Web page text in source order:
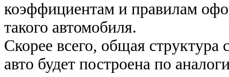
коэффициентам и правилам
такого автомобиля.
Скорее всего, общая
авто будет построена по